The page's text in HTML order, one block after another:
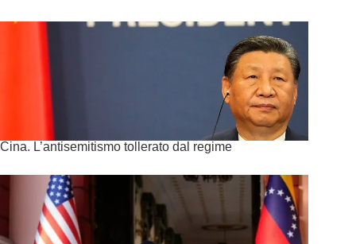
Cina. L’antisemitismo tollerato dal regime